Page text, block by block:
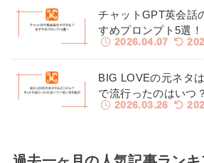
チャットGPT英会話
すめプロンプト5選！
2026.04.07
BIG LOVEの元ネタ
で流行ったのはいつ
2026.03.26